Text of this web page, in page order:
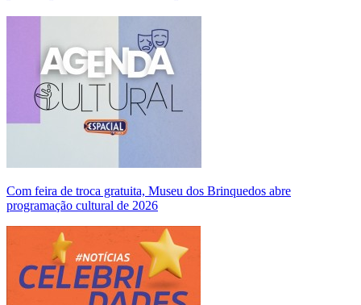
Com feira de troca gratuita, Museu dos Brinquedos abre
programação cultural de 2026